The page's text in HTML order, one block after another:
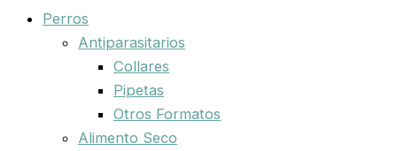
Perros
Antiparasitarios
Collares
Pipetas
Otros Formatos
Alimento Seco